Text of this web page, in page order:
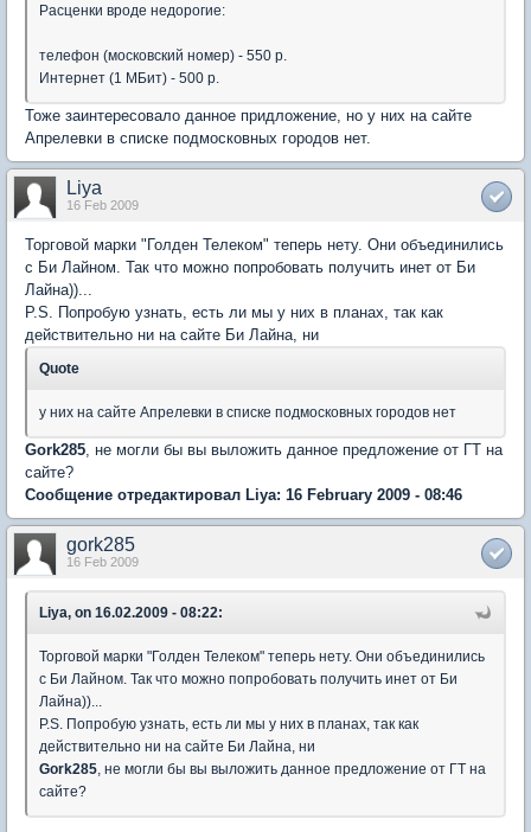
Расценки вроде недорогие:
телефон (московский номер) - 550 р.
Интернет (1 МБит) - 500 р.
Тоже заинтересовало данное придложение, но у них на сайте
Апрелевки в списке подмосковных городов нет.
Liya
16 Feb 2009
Торговой марки "Голден Телеком" теперь нету. Они объединились
с Би Лайном. Так что можно попробовать получить инет от Би
Лайна))...
P.S. Попробую узнать, есть ли мы у них в планах, так как
действительно ни на сайте Би Лайна, ни
Quote
у них на сайте Апрелевки в списке подмосковных городов нет
Gork285 , не могли бы вы выложить данное предложение от ГТ на
сайте?
Сообщение отредактировал Liya: 16 February 2009 - 08:46
gork285
16 Feb 2009
Liya, on 16.02.2009 - 08:22:
Торговой марки "Голден Телеком" теперь нету. Они объединились
с Би Лайном. Так что можно попробовать получить инет от Би
Лайна))...
P.S. Попробую узнать, есть ли мы у них в планах, так как
действительно ни на сайте Би Лайна, ни
Gork285 , не могли бы вы выложить данное предложение от ГТ на
сайте?